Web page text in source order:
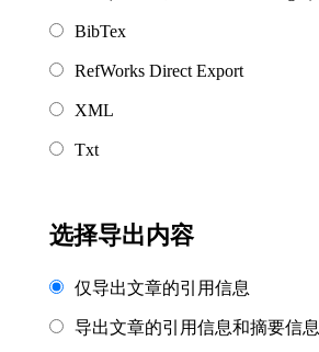
BibTex
RefWorks Direct Export
XML
Txt
选择导出内容
仅导出文章的引用信息
导出文章的引用信息和摘要信息